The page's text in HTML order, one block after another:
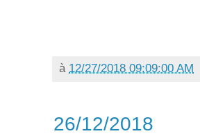
à 12/27/2018 09:09:00 AM
26/12/2018